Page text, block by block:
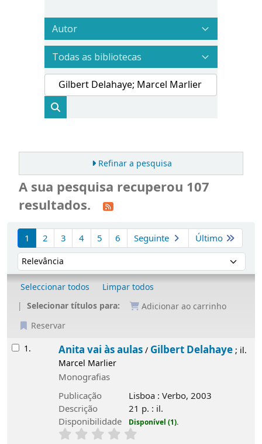
Refinar a pesquisa
A sua pesquisa recuperou 107
resultados.
Ordenar
1 2 3 4 5 6 Seguinte Último
Ordenar por:
Seleccionar todos
Limpar todos
Selecionar títulos para:
Adicionar ao carrinho
Reservar
Resultados
1. Anita vai às aulas/ Gilbert Delahaye; il.
Marcel Marlier
Monografias
Publicação
Lisboa : Verbo, 2003
Descrição
21 p. : il.
Disponibilidade
Disponível (1).